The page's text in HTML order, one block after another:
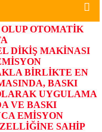
OTOMATİK
DİKİŞ MAKİNASI
BİRLİKTE EN
BASKI
UYGULAMA
VE BASKI
EMİSYON
SAHİP